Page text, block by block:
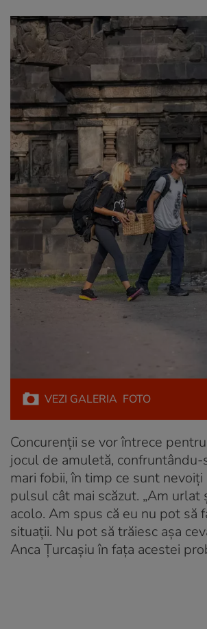
VEZI GALERIA FOTO
Concurenții se vor întrece
jocul de amuletă, confruntându-
mari fobii, în timp ce sunt
pulsul cât mai scăzut. „Am
acolo. Am spus că eu nu pot să
situații. Nu pot să trăiesc așa
Anca Țurcașiu în fața acestei